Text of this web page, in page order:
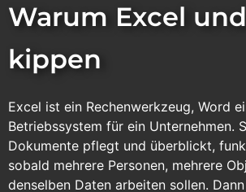
Warum Excel
kippen
Excel ist ein Rechenwerkzeug, Word
Betriebssystem für ein Unternehmen.
Dokumente pflegt und überblickt,
sobald mehrere Personen, mehrere
denselben Daten arbeiten sollen.